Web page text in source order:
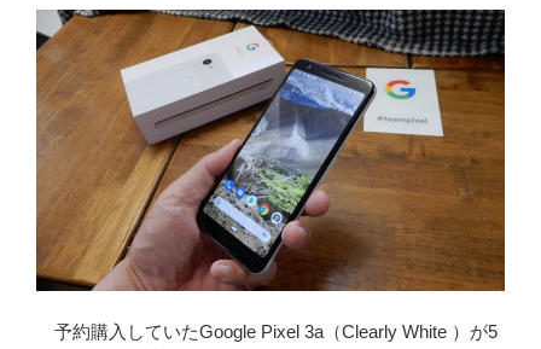
機
能
使
っ
て
る”
予約購入していたGoogle Pixel 3a（Clearly White ）が5